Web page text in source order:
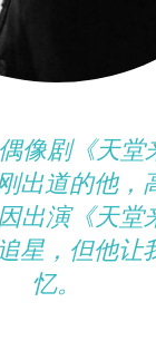
像剧《天堂
出道的他，
出演《天堂
星，但他让
忆。